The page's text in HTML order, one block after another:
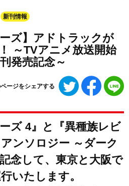
新刊情報
ズ】アドトラックが
～TVアニメ放送開始
発売記念～
ージをシェアする
Twitter
で
ェ
ア
す
る
で
ェ
ア
す
る
ズ 4』と『異種族レビ
ンソロジー ～ダーク
念して、東京と大阪で
いたします。